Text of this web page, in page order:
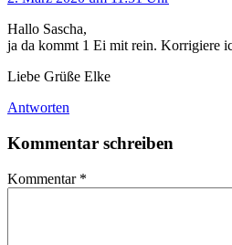
Hallo Sascha,
ja da kommt 1 Ei mit rein. Korrigiere
Liebe Grüße Elke
Antworten
Kommentar schreiben
Kommentar *